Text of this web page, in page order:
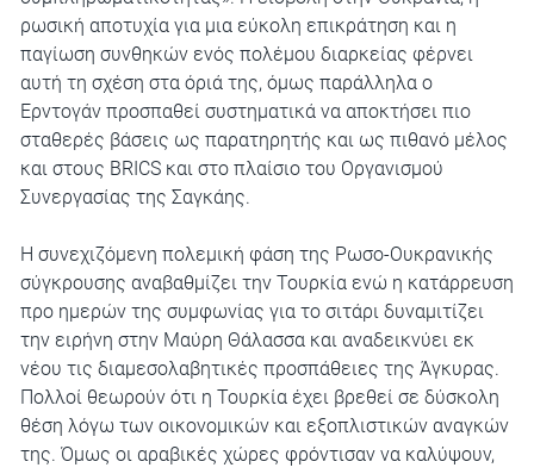
ρωσική αποτυχία για μια εύκολη επικράτηση και η
παγίωση συνθηκών ενός πολέμου διαρκείας φέρνει
αυτή τη σχέση στα όριά της, όμως παράλληλα ο
Ερντογάν προσπαθεί συστηματικά να αποκτήσει πιο
σταθερές βάσεις ως παρατηρητής και ως πιθανό μέλος
και στους BRICS και στο πλαίσιο του Οργανισμού
Συνεργασίας της Σαγκάης.
Η συνεχιζόμενη πολεμική φάση της Ρωσο-Ουκρανικής
σύγκρουσης αναβαθμίζει την Τουρκία ενώ η κατάρρευση
προ ημερών της συμφωνίας για το σιτάρι δυναμιτίζει
την ειρήνη στην Μαύρη Θάλασσα και αναδεικνύει εκ
νέου τις διαμεσολαβητικές προσπάθειες της Άγκυρας.
Πολλοί θεωρούν ότι η Τουρκία έχει βρεθεί σε δύσκολη
θέση λόγω των οικονομικών και εξοπλιστικών αναγκών
της. Όμως οι αραβικές χώρες φρόντισαν να καλύψουν,